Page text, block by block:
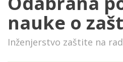
nauke o
Inženjerstvo zaštite na